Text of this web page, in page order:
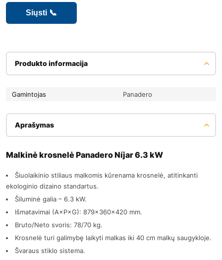
Produkto informacija
Gamintojas Panadero
Aprašymas
Malkinė krosnelė Panadero Níjar 6.3 kW
Šiuolaikinio stiliaus malkomis kūrenama krosnelė, atitinkanti
ekologinio dizaino standartus.
Šiluminė galia – 6.3 kW.
Išmatavimai (A×P×G): 879x360x420 mm.
Bruto/Neto svoris: 78/70 kg.
Krosnelė turi galimybę laikyti malkas iki 40 cm malkų saugykloje.
Švaraus stiklo sistema.